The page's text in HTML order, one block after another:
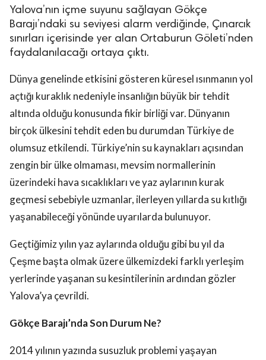
Asayiş
Saklıdır.
Yalova’nın içme suyunu sağlayan Gökçe
Barajı’ndaki su seviyesi alarm verdiğinde, Çınarcık
sınırları içerisinde yer alan Ortaburun Göleti’nden
faydalanılacağı ortaya çıktı.
Dünya genelinde etkisini gösteren küresel ısınmanın yol
açtığı kuraklık nedeniyle insanlığın büyük bir tehdit
altında olduğu konusunda fikir birliği var. Dünyanın
birçok ülkesini tehdit eden bu durumdan Türkiye de
olumsuz etkilendi. Türkiye’nin su kaynakları açısından
zengin bir ülke olmaması, mevsim normallerinin
üzerindeki hava sıcaklıkları ve yaz aylarının kurak
geçmesi sebebiyle uzmanlar, ilerleyen yıllarda su kıtlığı
yaşanabileceği yönünde uyarılarda bulunuyor.
Geçtiğimiz yılın yaz aylarında olduğu gibi bu yıl da
Çeşme başta olmak üzere ülkemizdeki farklı yerleşim
yerlerinde yaşanan su kesintilerinin ardından gözler
Yalova’ya çevrildi.
Gökçe Barajı’nda Son Durum Ne?
2014 yılının yazında susuzluk problemi yaşayan